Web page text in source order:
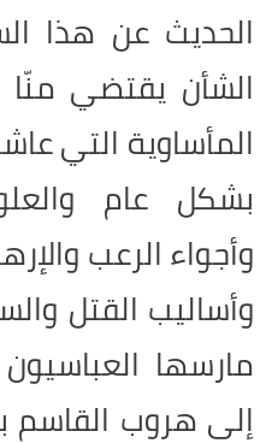
الحديث عن هذا
الشأن يقتضي منّا
المأساوية التي
بشكل عام
وأجواء الرعب
وأساليب القتل
مارسها
إلى هروب القاسم